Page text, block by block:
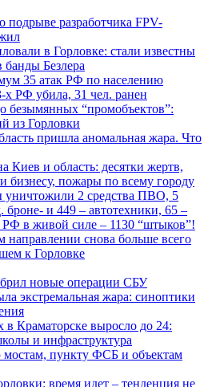
подрыве разработчика FPV-
в Горловке: стали известны
банды Безлера
35 атак РФ по населению
х РФ убила, 31 чел. ранен
безымянных “промобъектов”:
из Горловки
пришла аномальная жара. Что
Киев и область: десятки жертв,
бизнесу, пожары по всему городу
2 средства ПВО, 5
и 449 – автотехники, 65 –
в живой силе – 1130 “штыков”!
направлении снова больше всего
к Горловке
новые операции СБУ
экстремальная жара: синоптики
в Краматорске выросло до 24:
и инфраструктура
пункту ФСБ и объектам
время идет – тенденция не